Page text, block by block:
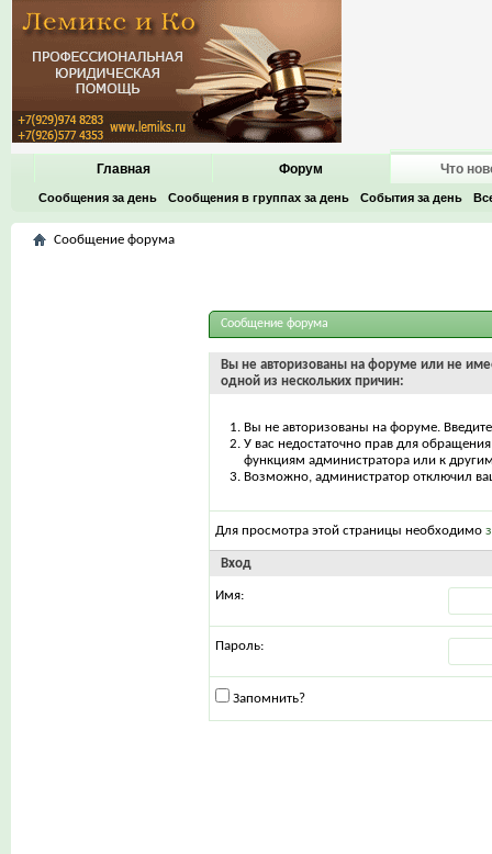
Главная Форум Что
Сообщения за день Сообщения в группах за день События за день
Сообщение форума
Сообщение форума
Вы не авторизованы на форуме или не
одной из нескольких причин:
Вы не авторизованы на форуме.
У вас недостаточно прав для
функциям администратора или к
Возможно, администратор отключил
Для просмотра этой страницы необходимо
Вход
Имя:
Пароль:
Запомнить?